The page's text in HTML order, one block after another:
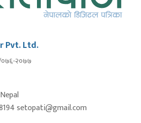
Pvt. Ltd.
०७६-२०७७
setopati@gmail.com